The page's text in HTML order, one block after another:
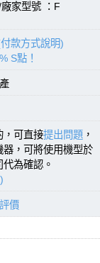
家型號 ：F
款方式說明)
S點！
，可直接提出問題 ，
，可將使用機型於
為確認。
價